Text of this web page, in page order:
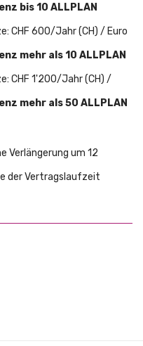
bis 10 ALLPLAN
CHF 600/Jahr (CH) / Euro
mehr als 10 ALLPLAN
CHF 1'200/Jahr (CH) /
mehr als 50 ALLPLAN
Verlängerung um 12
der Vertragslaufzeit